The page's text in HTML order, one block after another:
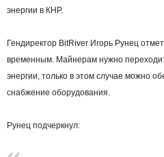
энергии в КНР.
Гендиректор BitRiver Игорь Рунец
временным. Майнерам нужно
энергии, только в этом случае можно
снабжение оборудования.
Рунец подчеркнул: